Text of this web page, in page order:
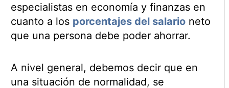
especialistas en economía y finanzas en
cuanto a los porcentajes del salarioneto
que una persona debe poder ahorrar.
A nivel general, debemos decir que en
una situación de normalidad, se